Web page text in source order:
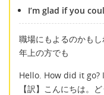
I’m glad if you
職場にもよるのかもし
年上の方でも
Hello. How did it
【訳】こんにちは。